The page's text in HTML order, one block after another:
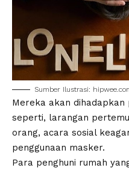
Sumber Ilustrasi:
Mereka akan
seperti, larangan
orang, acara sosial
penggunaan masker.
Para penghuni rumah